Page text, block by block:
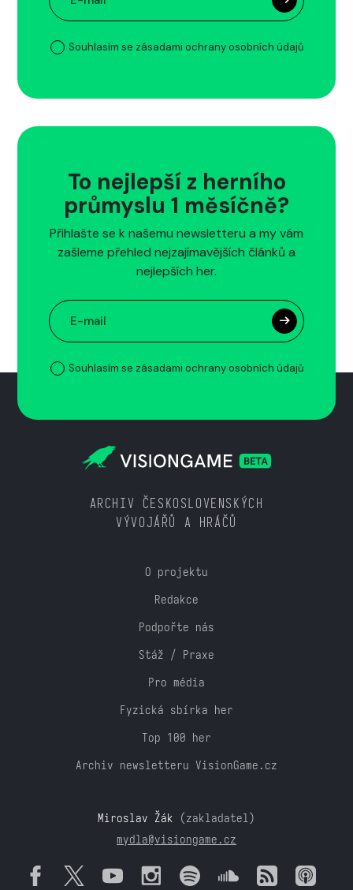
Souhlasím se zásadami ochrany osobních údajů
To nejlepší z herního
průmyslu 1 měsíčně?
Přihlašte se k našemu newsletteru a my vám
zašleme přehled nejzajímavějších článků a
nejlepších her.
Souhlasím se zásadami ochrany osobních údajů
ARCHIV ČESKOSLOVENSKÝCH
VÝVOJÁŘŮ A HRÁČŮ
O projektu
Redakce
Podpořte nás
Stáž / Praxe
Pro média
Fyzická sbírka her
Top 100 her
Archiv newsletteru VisionGame.cz
Miroslav Žák (zakladatel)
mydla@visiongame.cz